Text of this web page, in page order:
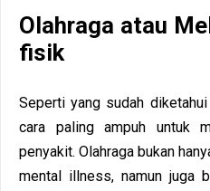
Olahraga atau
fisik
Seperti yang sudah
cara paling ampuh untuk
penyakit. Olahraga bukan
mental illness, namun juga